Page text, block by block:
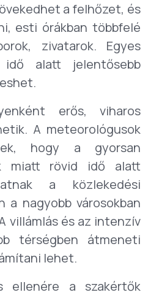
a felhőzet, és
esti órákban többfelé
zivatarok. Egyes
idő alatt jelentősebb
erős, viharos
A meteorológusok
hogy a gyorsan
miatt rövid idő alatt
a közlekedési
a nagyobb városokban
villámlás és az intenzív
térségben átmeneti
lehet.
a szakértők